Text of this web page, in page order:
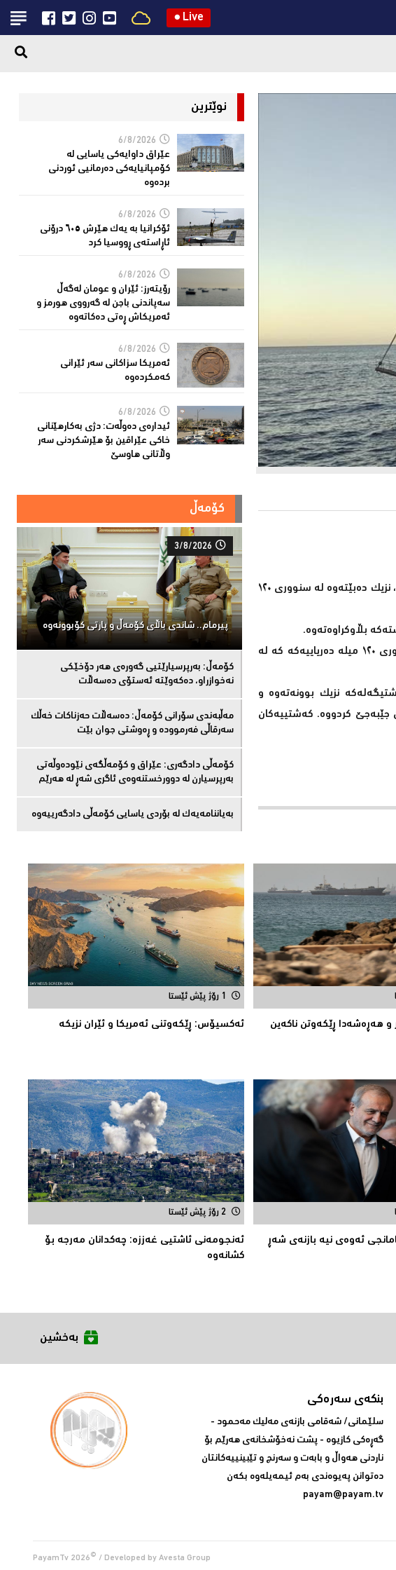
● Live
کەشتیگەلی جیهانیی خۆڕاگری، کە بە ئامانجی شکاندنی گەمارۆی قه‌واره‌ی داگیركه‌ری زایۆنی بەرەو غەززە بەڕێکەوتووە، نزیک دەبێتەوە لە سنووری ١٢٠
بڵاوکراوەتەوە.
لە ڕاگەیاندراوەکەدا ئاماژە بە بەردەوامی چوونی کەشتیگەلەکە بەرەو غەززە کراوە و، هاتووە: "نزیک دەبینەوە لە سنووری ١٢٠ میلە دەریاییەکە کە لە
نزیک بوونەتەوە و
جێبەجێ کردووە. کەشتییەکان
نوێترین
6/8/2026
عێراق داوایەکی یاسایی لە
کۆمپانیایه‌كی دەرمانیى ئوردنی
بردەوە
6/8/2026
ئۆکرانیا بە یەک هێرش ٦٠٥ درۆنی
ئاڕاستەى ڕووسیا کرد
6/8/2026
رۆیتەرز: ئێران و عومان لەگەڵ
سەپاندنی باجن لە گەرووی هورمز و
ئەمریکاش ڕەتی دەکاتەوە
6/8/2026
ئه‌مریكا سزاكانی سه‌ر ئێرانی
كه‌مكرده‌وه‌
6/8/2026
ئیدارەى دەوڵەت: دژى بەکارهێنانى
خاکی عێراقین بۆ هێرشکردنى سەر
وڵاتانی هاوسێ
کۆمەڵ
3/8/2026
پیرمام.. شاندی باڵای كۆمه‌ڵ و پارتی كۆبوونه‌وه‌
كۆمەڵ: بەرپرسیارێتیی گەورەی هەر دۆخێکی
نەخوازراو، دەكەوێتە ئەستۆی دەسەڵات
مەڵبەندى سۆرانى کۆمەڵ: دەسەڵات حەزناکات خەڵک
سەرقاڵى فەرموودە و ڕەوشتى جوان بێت
کۆمەڵى دادگەرى: عێراق و كۆمەڵگەی نێودەوڵەتی
بەرپرسیارن لە دوورخستنەوەى ئاگری شەڕ لە هەرێم
بەیاننامەیەک لە بۆردی یاسایی کۆمەڵی دادگەرییەوە
و هەڕەشەدا ڕێکەوتن ناکەین
1 رۆژ پێش ئێستا
ئه‌كسیۆس: ڕێكه‌وتنی ئه‌مریكا و ئێران نزیكه‌
ئه‌وه‌ی نیه‌ بازنه‌ی شه‌ڕ
2 رۆژ پێش ئێستا
ئەنجومەنى ئاشتیی غەززە: چەکدانان مەرجە بۆ
کشانەوە
بەخشین
بنکەی سەرەکی
سلێمانی/ شه‌قامی بازنه‌ی مه‌لیک مه‌حمود -
گه‌ڕه‌کی کازیوه‌ - پشت نه‌خۆشخانه‌ی‌ هه‌رێم بۆ
ناردنی‌ هه‌واڵ و بابه‌ت و سه‌رنج و تێبینییه‌كانتان
ده‌توانن په‌یوه‌ندی‌ به‌م ئیمه‌یله‌وه‌ بكه‌ن
payam@payam.tv
PayamTv 2026© / Developed byAvesta Group